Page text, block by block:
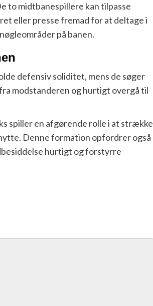
to midtbanespillere kan tilpasse
eller presse fremad for at deltage i
på banen.
defensiv soliditet, mens de søger
modstanderen og hurtigt overgå til
spiller en afgørende rolle i at strække
Denne formation opfordrer også
hurtigt og forstyrre